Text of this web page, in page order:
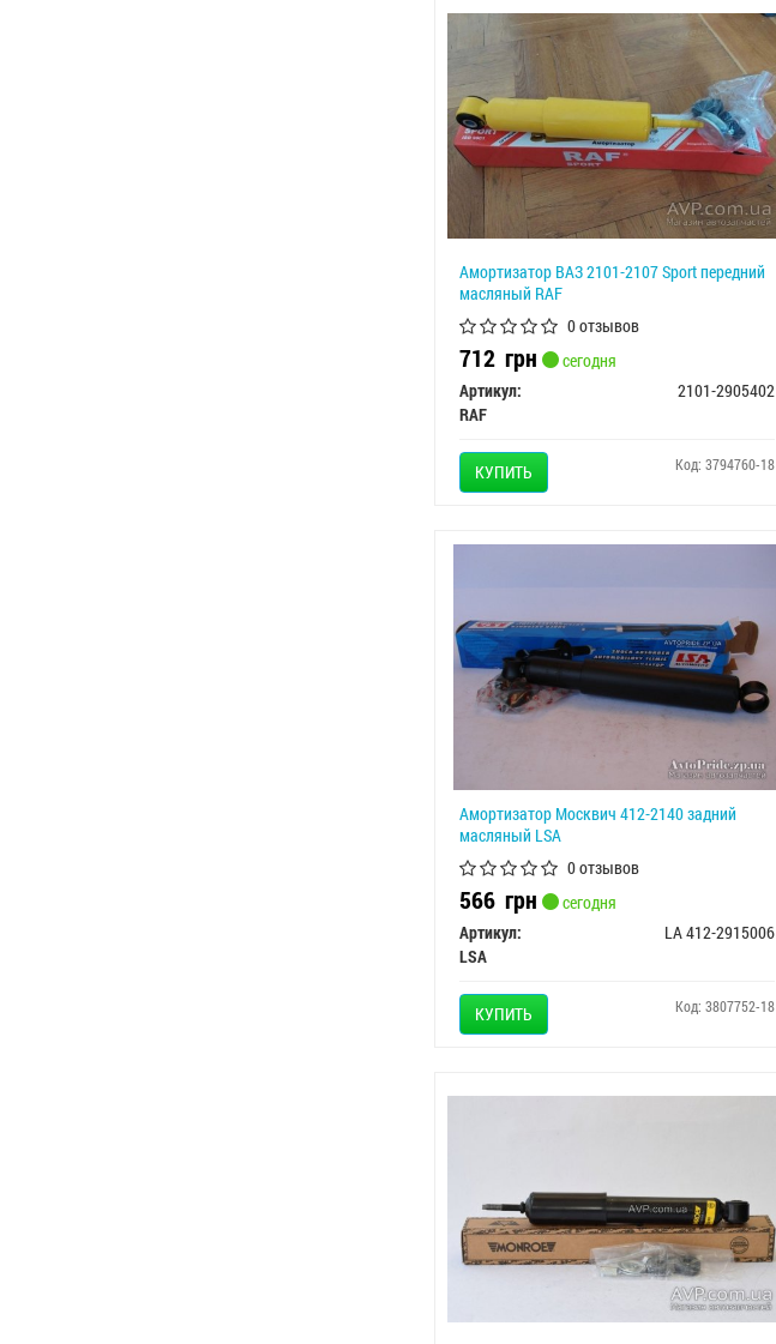
Амортизатор ВАЗ 2101-2107 Sport передний
масляный RAF
0 отзывов
712 грн
сегодня
Артикул:
2101-2905402
RAF
КУПИТЬ Код: 3794760-18
Амортизатор Москвич 412-2140 задний
масляный LSA
0 отзывов
566 грн
сегодня
Артикул:
LA 412-2915006
LSA
КУПИТЬ Код: 3807752-18